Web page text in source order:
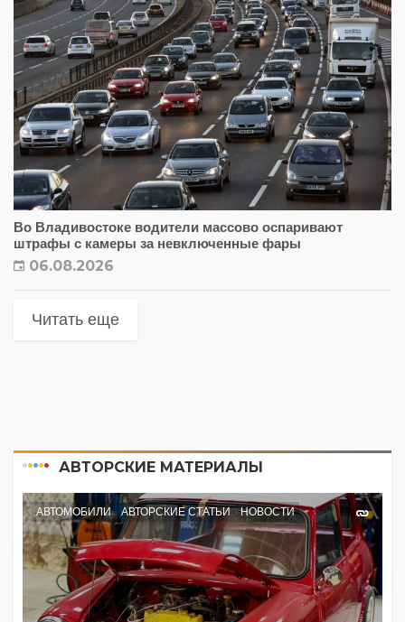
Во Владивостоке водители массово оспаривают
штрафы с камеры за невключенные фары
06.08.2026
Читать еще
АВТОРСКИЕ МАТЕРИАЛЫ
АВТОМОБИЛИ АВТОРСКИЕ СТАТЬИ НОВОСТИ